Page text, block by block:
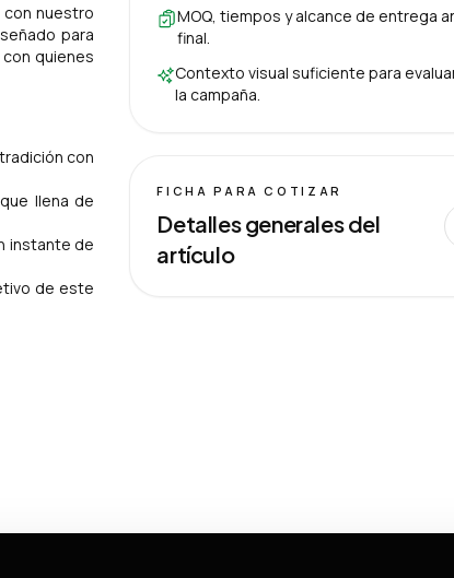
con nuestro
para
quienes
con
llena de
instante de
de este
MOQ, tiempos y alcance de entrega
final.
Contexto visual suficiente para
la campaña.
FICHA PARA COTIZAR
Detalles generales del
artículo